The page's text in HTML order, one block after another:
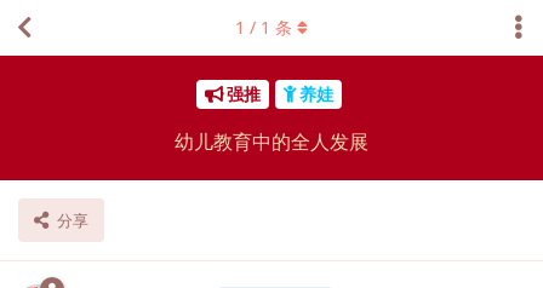
强推 养娃
幼儿教育中的全人发展
分享
1 / 1 条